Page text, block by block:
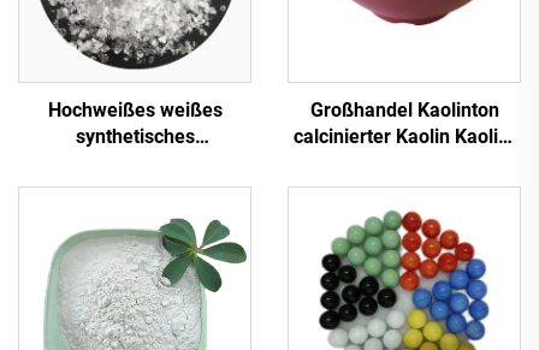
Hochweißes weißes
synthetisches
Glimmer transparente
Glimmerflocken für
Isolationsdekoration
Kunststoffbau
Großhandel Kaolinton
calcinierter Kaolin Kaolin-
Keramikglasuren 93 %
Weißgrad Mesh calciniert
für Papierbeschichtungen